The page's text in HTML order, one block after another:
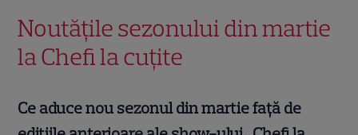
Noutățile sezonului din martie
la Chefi la cuțite
Ce aduce nou sezonul din martie față de